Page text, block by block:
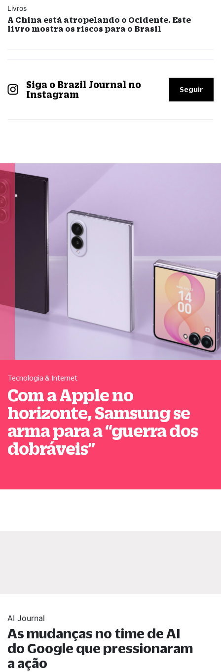
Livros
A China está atropelando o Ocidente. Este
livro mostra os riscos para o Brasil
Siga o Brazil Journal no
Instagram
Seguir
Tecnologia & Internet
Com a Apple no
horizonte, Samsung se
arma para a“guerra dos
dobráveis”
AI Journal
As mudanças no time de AI
do Google que pressionaram
a ação